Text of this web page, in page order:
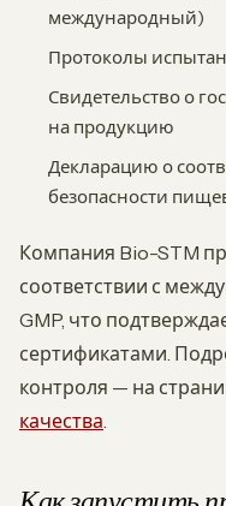
международный)
Протоколы
Свидетельство о
на продукцию
Декларацию о
безопасности
Компания Bio-STM
соответствии с
GMP, что
сертификатами.
контроля — на
качества.